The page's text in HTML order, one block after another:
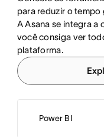
para reduzir o
A Asana se integra a
você consiga ver
plataforma.
Power BI